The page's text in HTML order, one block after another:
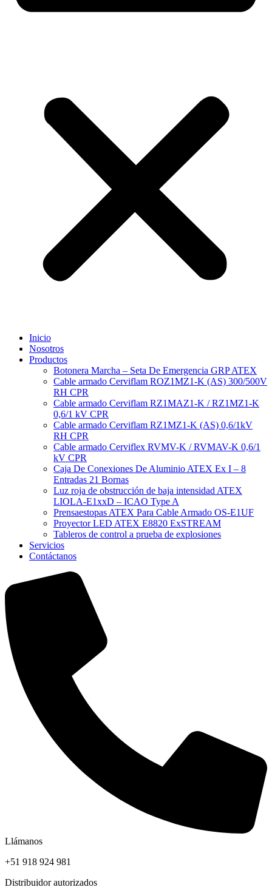
Inicio
Nosotros
Productos
Botonera Marcha – Seta De Emergencia GRP ATEX
Cable armado Cerviflam ROZ1MZ1-K (AS) 300/500V
RH CPR
Cable armado Cerviflam RZ1MAZ1-K / RZ1MZ1-K
0,6/1 kV CPR
Cable armado Cerviflam RZ1MZ1-K (AS) 0,6/1kV
RH CPR
Cable armado Cerviflex RVMV-K / RVMAV-K 0,6/1
kV CPR
Caja De Conexiones De Aluminio ATEX Ex I – 8
Entradas 21 Bornas
Luz roja de obstrucción de baja intensidad ATEX
LIOLA-E1xxD – ICAO Type A
Prensaestopas ATEX Para Cable Armado OS-E1UF
Proyector LED ATEX E8820 ExSTREAM
Tableros de control a prueba de explosiones
Servicios
Contáctanos
Llámanos
+51 918 924 981
Distribuidor autorizados